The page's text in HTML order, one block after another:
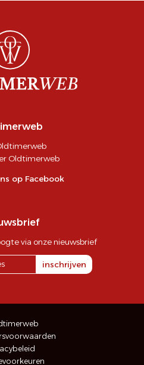
Oldtimerweb
op Facebook
via onze nieuwsbrief
inschrijven